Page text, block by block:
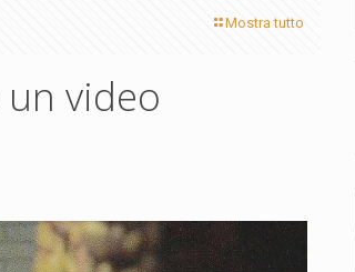
Mostra tutto
un video